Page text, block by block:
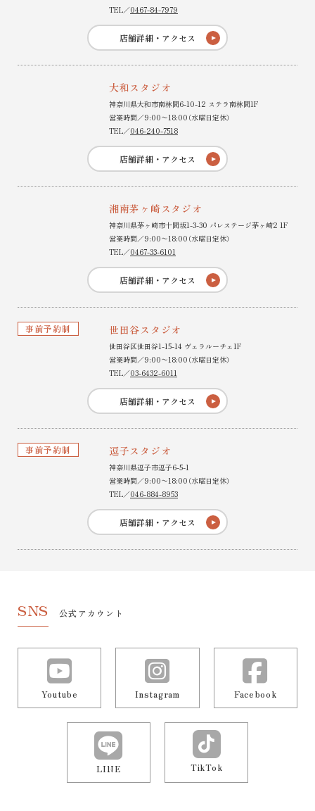
TEL／0467-84-7979
店舗詳細・アクセス
大和スタジオ
神奈川県大和市南林間6-10-12 ステラ南林間1F
営業時間／9:00〜18:00（水曜日定休）
TEL／046-240-7518
店舗詳細・アクセス
湘南茅ヶ崎スタジオ
神奈川県茅ヶ崎市十間坂1-3-30 パレステージ茅ヶ崎2 1F
営業時間／9:00〜18:00（水曜日定休）
TEL／0467-33-6101
店舗詳細・アクセス
事前予約制 世田谷スタジオ
世田谷区世田谷1-15-14 ヴェラルーチェ1F
営業時間／9:00〜18:00（水曜日定休）
TEL／03-6432-6011
店舗詳細・アクセス
事前予約制 逗子スタジオ
神奈川県逗子市逗子6-5-1
営業時間／9:00〜18:00（水曜日定休）
TEL／046-884-8953
店舗詳細・アクセス
SNS 公式アカウント
Youtube Instagram Facebook
LINE TikTok